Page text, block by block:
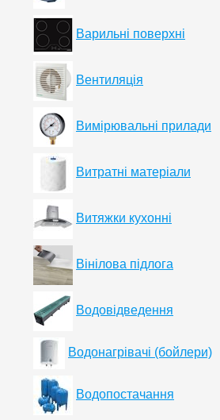
Варильні поверхні
Вентиляція
Вимірювальні прилади
Витратні матеріали
Витяжки кухонні
Вінілова підлога
Водовідведення
Водонагрівачі (бойлери)
Водопостачання